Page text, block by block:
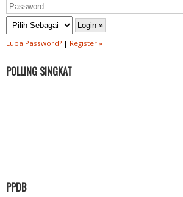
Lupa Password? | Register »
POLLING SINGKAT
PPDB